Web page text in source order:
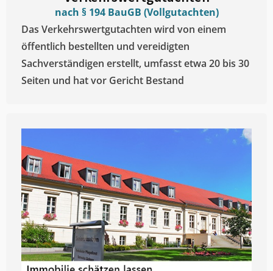
nach § 194 BauGB (Vollgutachten)
Das Verkehrswertgutachten wird von einem
öffentlich bestellten und vereidigten
Sachverständigen erstellt, umfasst etwa 20 bis 30
Seiten und hat vor Gericht Bestand